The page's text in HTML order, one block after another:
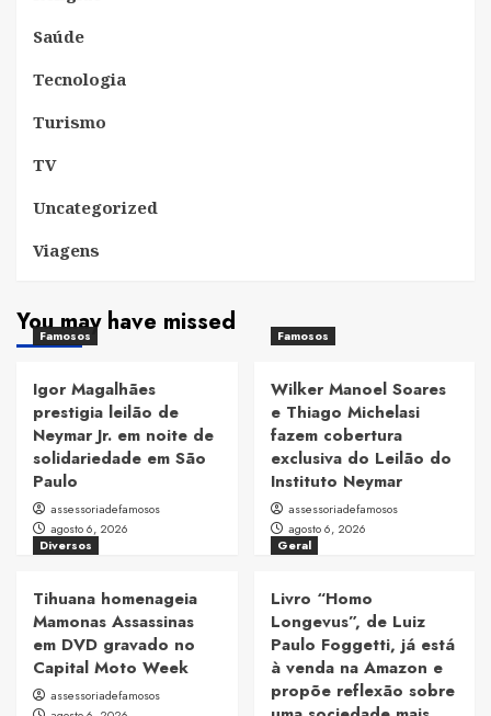
Saúde
Tecnologia
Turismo
TV
Uncategorized
Viagens
You may have missed
Famosos
Igor Magalhães
prestigia leilão de
Neymar Jr. em noite de
solidariedade em São
Paulo
assessoriadefamosos
agosto 6, 2026
Famosos
Wilker Manoel Soares
e Thiago Michelasi
fazem cobertura
exclusiva do Leilão do
Instituto Neymar
assessoriadefamosos
agosto 6, 2026
Diversos
Tihuana homenageia
Mamonas Assassinas
em DVD gravado no
Capital Moto Week
assessoriadefamosos
Geral
Livro “Homo
Longevus”, de Luiz
Paulo Foggetti, já está
à venda na Amazon e
propõe reflexão sobre